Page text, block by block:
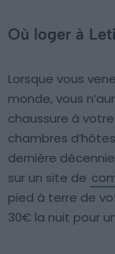
Où loger à
Lorsque vous
monde, vous
chaussure à
chambres
dernière
sur un site de
pied à terre de
30€ la nuit pour